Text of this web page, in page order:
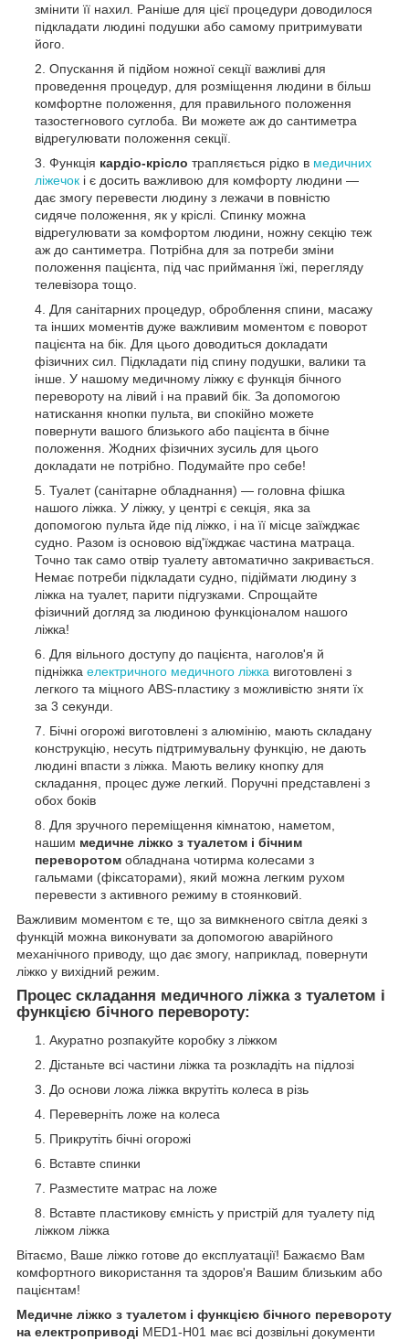
змінити її нахил. Раніше для цієї процедури доводилося
підкладати людині подушки або самому притримувати
його.
Опускання й підйом ножної секції важливі для
проведення процедур, для розміщення людини в більш
комфортне положення, для правильного положення
тазостегнового суглоба. Ви можете аж до сантиметра
відрегулювати положення секції.
Функція кардіо-крісло трапляється рідко в медичних
ліжечок і є досить важливою для комфорту людини —
дає змогу перевести людину з лежачи в повністю
сидяче положення, як у кріслі. Спинку можна
відрегулювати за комфортом людини, ножну секцію теж
аж до сантиметра. Потрібна для за потреби зміни
положення пацієнта, під час приймання їжі, перегляду
телевізора тощо.
Для санітарних процедур, оброблення спини, масажу
та інших моментів дуже важливим моментом є поворот
пацієнта на бік. Для цього доводиться докладати
фізичних сил. Підкладати під спину подушки, валики та
інше. У нашому медичному ліжку є функція бічного
перевороту на лівий і на правий бік. За допомогою
натискання кнопки пульта, ви спокійно можете
повернути вашого близького або пацієнта в бічне
положення. Жодних фізичних зусиль для цього
докладати не потрібно. Подумайте про себе!
Туалет (санітарне обладнання) — головна фішка
нашого ліжка. У ліжку, у центрі є секція, яка за
допомогою пульта йде під ліжко, і на її місце заїжджає
судно. Разом із основою від'їжджає частина матраца.
Точно так само отвір туалету автоматично закривається.
Немає потреби підкладати судно, підіймати людину з
ліжка на туалет, парити підгузками. Спрощайте
фізичний догляд за людиною функціоналом нашого
ліжка!
Для вільного доступу до пацієнта, наголов'я й
підніжка електричного медичного ліжка виготовлені з
легкого та міцного ABS-пластику з можливістю зняти їх
за 3 секунди.
Бічні огорожі виготовлені з алюмінію, мають складану
конструкцію, несуть підтримувальну функцію, не дають
людині впасти з ліжка. Мають велику кнопку для
складання, процес дуже легкий. Поручні представлені з
обох боків
Для зручного переміщення кімнатою, наметом,
нашим медичне ліжко з туалетом і бічним
переворотом обладнана чотирма колесами з
гальмами (фіксаторами), який можна легким рухом
перевести з активного режиму в стоянковий.
Важливим моментом є те, що за вимкненого світла деякі з
функцій можна виконувати за допомогою аварійного
механічного приводу, що дає змогу, наприклад, повернути
ліжко у вихідний режим.
Процес складання медичного ліжка з туалетом і
функцією бічного перевороту:
Акуратно розпакуйте коробку з ліжком
Дістаньте всі частини ліжка та розкладіть на підлозі
До основи ложа ліжка вкрутіть колеса в різь
Переверніть ложе на колеса
Прикрутіть бічні огорожі
Вставте спинки
Разместите матрас на ложе
Вставте пластикову ємність у пристрій для туалету під
ліжком ліжка
Вітаємо, Ваше ліжко готове до експлуатації! Бажаємо Вам
комфортного використання та здоров'я Вашим близьким або
пацієнтам!
Медичне ліжко з туалетом і функцією бічного перевороту
на електроприводі MED1-H01 має всі дозвільні документи